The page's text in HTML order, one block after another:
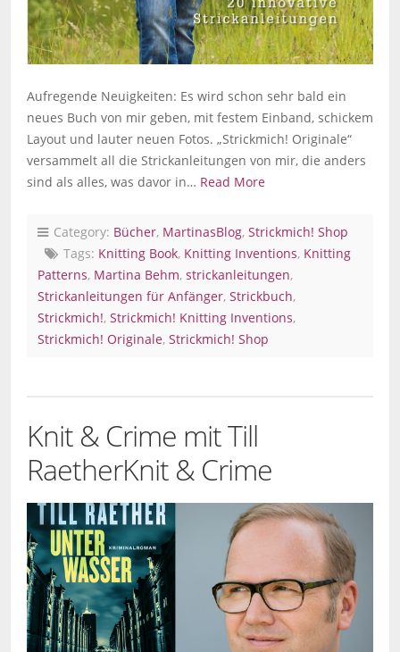
Aufregende Neuigkeiten: Es wird schon sehr bald ein
neues Buch von mir geben, mit festem Einband, schickem
Layout und lauter neuen Fotos. „Strickmich! Originale“
versammelt all die Strickanleitungen von mir, die anders
sind als alles, was davor in… Read More
Category: Bücher, MartinasBlog, Strickmich! Shop
Tags: Knitting Book, Knitting Inventions, Knitting
Patterns, Martina Behm, strickanleitungen,
Strickanleitungen für Anfänger, Strickbuch,
Strickmich!, Strickmich! Knitting Inventions,
Strickmich! Originale, Strickmich! Shop
Knit & Crime mit Till
RaetherKnit & Crime